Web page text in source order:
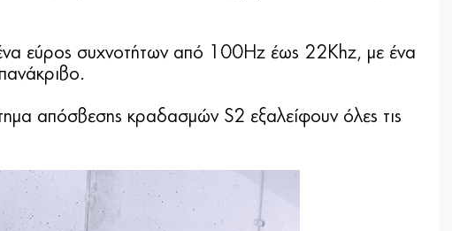
ένα εύρος συχνοτήτων από 100Hz έως 22Khz, με ένα
απόσβεσης κραδασμών S2 εξαλείφουν όλες τις